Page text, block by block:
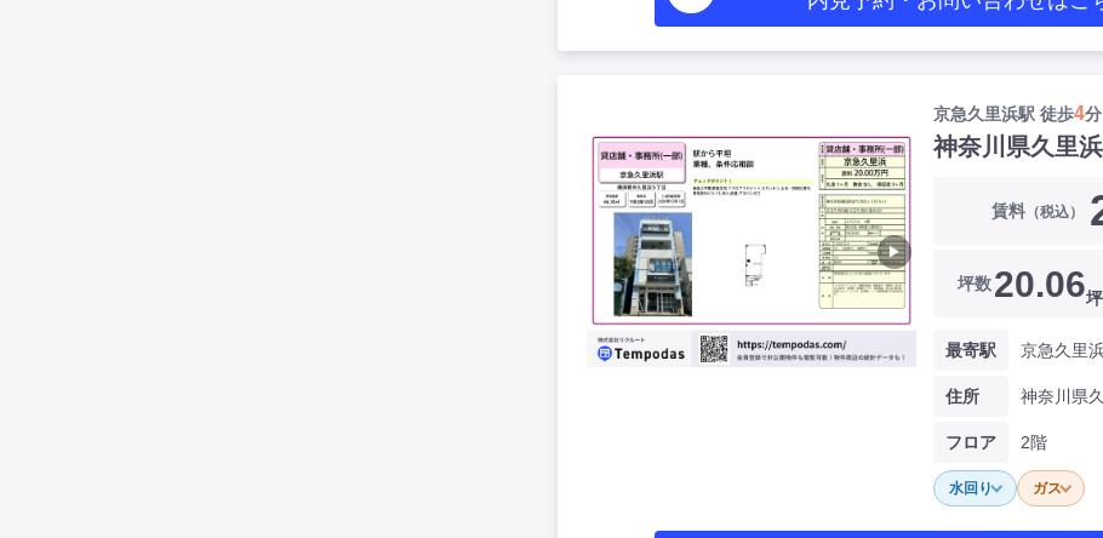
▶
京急久里浜駅 徒歩4分
神奈川県久里
賃料（税込）
坪数20.06坪
最寄駅 京急久里
住所
フロア 2階
水回り ガス